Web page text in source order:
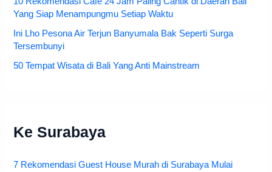
Yang Siap Menampungmu Setiap Waktu
Ini Lho Pesona Air Terjun Banyumala Bak Seperti Surga
Tersembunyi
50 Tempat Wisata di Bali Yang Anti Mainstream
Ke Surabaya
7 Rekomendasi Guest House Murah di Surabaya Mulai